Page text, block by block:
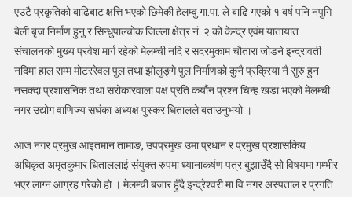
सुरु
समेत
हुन
नसक्नु
निकै
हो
:
एउटै प्रकृतिको बाढिबाट क्षत्ति भएको छिमेकी हेलम्वु गा.पा. ले बाढि गएको १ बर्ष पनि नपुगि
बेली बृज निर्माण हुनु र सिन्धुपाल्चोक जिल्ला क्षेत्र नं. २ को केन्द्र एवंम यातायात
संचालनको मुख्य प्रवेश मार्ग रहेको मेलम्ची नदि र सदरमुकाम चौतारा जोडने इन्द्रावती
नदिमा हाल सम्म मोटररेवल पुल तथा झोलुङ्गे पुल निर्माणको कुनै प्रक्रिया नै सुरु हुन
नसक्दा प्रशासनिक तथा सरोकारवाला पक्ष प्रति कयौंन प्रश्न चिन्ह खडा भएको मेलम्ची
नगर उद्योग वाणिज्य सघंका अध्यक्ष पुस्कर धितालले बताउनुभयो ।
आज नगर प्रमुख आइतमान तामाङ, उपप्रमुख उमा प्रधान र प्रमुख प्रशासकिय
अधिकृत अमृतकुमार धिताललाई संयुक्त रुपमा ध्यानाकर्षण पत्र बुझाउँदै सो विषयमा गम्भीर
भएर लाग्न आग्रह गरेको हो । मेलम्ची बजार हुँदै इन्द्रेश्वरी मा.वि.नगर अस्पताल र प्रगति